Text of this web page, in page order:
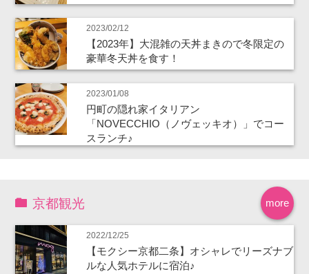
2023/02/12
【2023年】大混雑の天丼まきので冬限定の
豪華冬天丼を食す！
2023/01/08
円町の隠れ家イタリアン
「NOVECCHIO（ノヴェッキオ）」でコー
スランチ♪
more
京都観光
2022/12/25
【モクシー京都二条】オシャレでリーズナブ
ルな人気ホテルに宿泊♪